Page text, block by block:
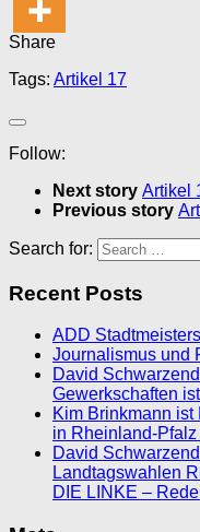
Share
Tags: Artikel 17
Follow:
Next story Artikel
Previous story
Search for:
Recent Posts
ADD
Journalismus und
David
Gewerkschaften
Kim Brinkmann
in Rheinland-
David
Landtagswahlen
DIE LINKE –